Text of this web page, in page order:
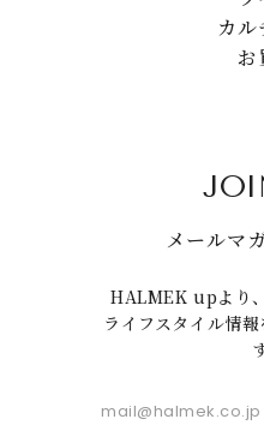
カ
お
メールマ
HALMEK upより
ライフスタイル情